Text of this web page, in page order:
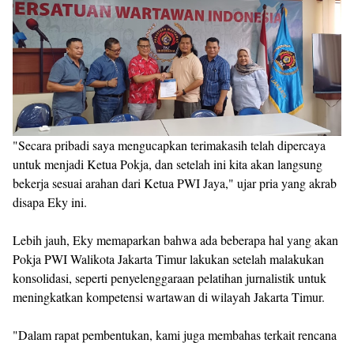
"Secara pribadi saya mengucapkan terimakasih telah dipercaya
untuk menjadi Ketua Pokja, dan setelah ini kita akan langsung
bekerja sesuai arahan dari Ketua PWI Jaya," ujar pria yang akrab
disapa Eky ini.
Lebih jauh, Eky memaparkan bahwa ada beberapa hal yang akan
Pokja PWI Walikota Jakarta Timur lakukan setelah malakukan
konsolidasi, seperti penyelenggaraan pelatihan jurnalistik untuk
meningkatkan kompetensi wartawan di wilayah Jakarta Timur.
"Dalam rapat pembentukan, kami juga membahas terkait rencana